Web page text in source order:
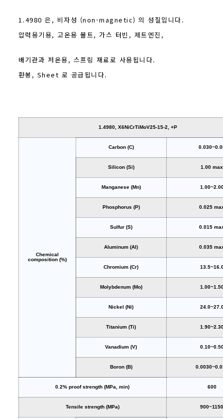
1.4980 은, 비자성 (non-magnetic) 의 성질입니다.
압력용기용, 고온용 볼트, 가스 터빈, 제트엔진,
배기관과 저온용, 스프링 재료로 사용됩니다.
환봉, Sheet 로 공급됩니다.
1.4980, X6NiCrTiMoV25-15-2, +P
Chemical
composition (%)
Carbon (C)
Silicon (Si) 1.00 max
Manganese (Mn)
Phosphorus (P) 0.025
Sulfur (S) 0.015
Aluminum (Al) 0.035
Chromium (Cr)
Molybdenum (Mo)
Nickel (Ni)
Titanium (Ti)
Vanadium (V)
Boron (B)
0.2% proof strength (MPa, min) 600
Tensile strength (MPa)